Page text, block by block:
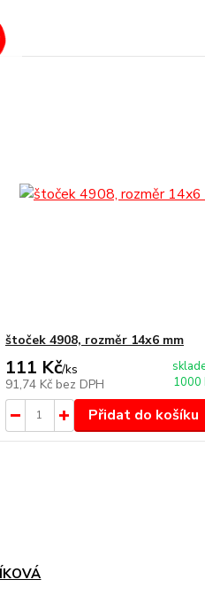
štoček 4908, rozměr 14x6 mm
111 Kč/ks
91,74 Kč bez DPH
1000
Přidat do košíku